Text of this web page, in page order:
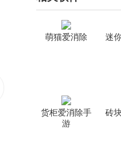
迷
萌猫爱消除
砖
货柜爱消除手
游